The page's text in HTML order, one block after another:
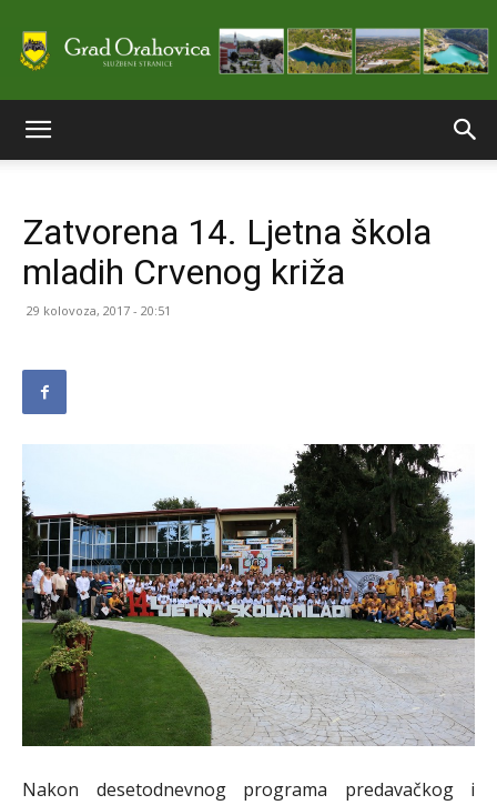
stranice
Zatvorena 14. Ljetna škola
mladih Crvenog križa
29 kolovoza, 2017 - 20:51
Nakon desetodnevnog programa predavačkog i